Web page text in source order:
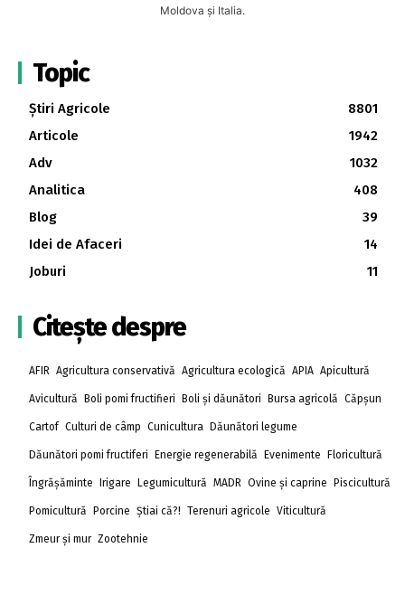
Moldova și Italia.
Topic
Știri Agricole
8801
Articole
1942
Adv
1032
Analitica
408
Blog
39
Idei de Afaceri
14
Joburi
11
Citește despre
AFIR Agricultura conservativă Agricultura ecologică APIA Apicultură
Avicultură Boli pomi fructifieri Boli și dăunători Bursa agricolă Căpșun
Cartof Culturi de câmp Cunicultura Dăunători legume
Dăunători pomi fructiferi Energie regenerabilă Evenimente Floricultură
Îngrășăminte Irigare Legumicultură MADR Ovine și caprine Piscicultură
Pomicultură Porcine Știai că?! Terenuri agricole Viticultură
Zmeur și mur Zootehnie